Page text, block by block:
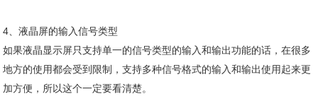
4、液晶屏的输入信号类型
如果液晶显示屏只支持单一的信号类型的输入和输出功能的话，在很多
地方的使用都会受到限制，支持多种信号格式的输入和输出使用起来更
加方便，所以这个一定要看清楚。